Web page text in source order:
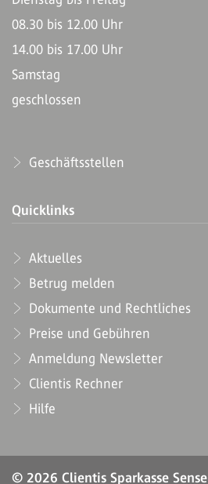
08.30 bis 12.00 Uhr
14.00 bis 17.00 Uhr
Samstag
geschlossen
Geschäftsstellen
Quicklinks
Aktuelles
Betrug melden
Dokumente und Rechtliches
Preise und Gebühren
Anmeldung Newsletter
Clientis Rechner
Hilfe
© 2026 Clientis Sparkasse Sense